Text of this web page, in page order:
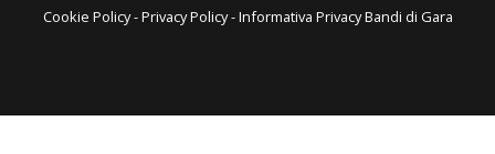
Cookie Policy-Privacy Policy-Informativa Privacy Bandi di Gara